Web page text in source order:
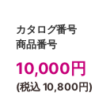
カタログ番号
商品番号
10,000 円
(税込10,800円)